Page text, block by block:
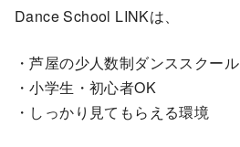
Dance School LINKは、
・芦屋の少人数制ダンススクール
・小学生・初心者OK
・しっかり見てもらえる環境